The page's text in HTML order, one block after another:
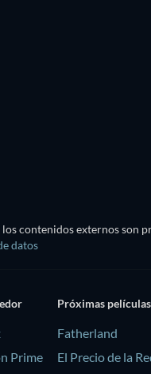
contenidos externos son
datos
Prime
Próximas películas
Fatherland
El Precio de la